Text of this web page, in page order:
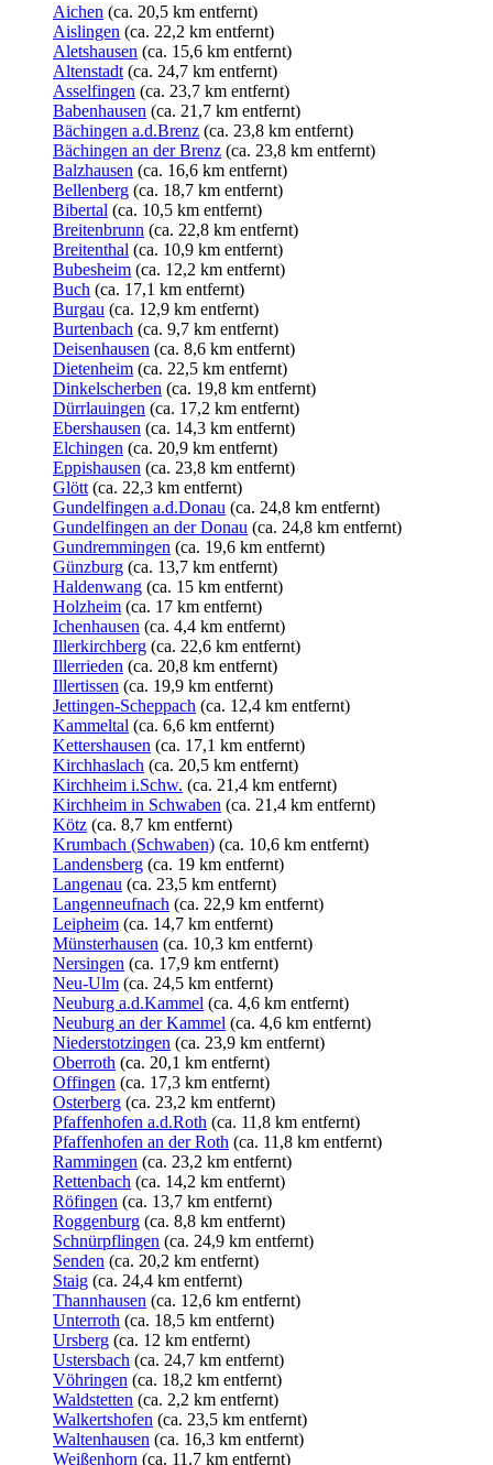
Aichen (ca. 20,5 km entfernt)
Aislingen (ca. 22,2 km entfernt)
Aletshausen (ca. 15,6 km entfernt)
Altenstadt (ca. 24,7 km entfernt)
Asselfingen (ca. 23,7 km entfernt)
Babenhausen (ca. 21,7 km entfernt)
Bächingen a.d.Brenz (ca. 23,8 km entfernt)
Bächingen an der Brenz (ca. 23,8 km entfernt)
Balzhausen (ca. 16,6 km entfernt)
Bellenberg (ca. 18,7 km entfernt)
Bibertal (ca. 10,5 km entfernt)
Breitenbrunn (ca. 22,8 km entfernt)
Breitenthal (ca. 10,9 km entfernt)
Bubesheim (ca. 12,2 km entfernt)
Buch (ca. 17,1 km entfernt)
Burgau (ca. 12,9 km entfernt)
Burtenbach (ca. 9,7 km entfernt)
Deisenhausen (ca. 8,6 km entfernt)
Dietenheim (ca. 22,5 km entfernt)
Dinkelscherben (ca. 19,8 km entfernt)
Dürrlauingen (ca. 17,2 km entfernt)
Ebershausen (ca. 14,3 km entfernt)
Elchingen (ca. 20,9 km entfernt)
Eppishausen (ca. 23,8 km entfernt)
Glött (ca. 22,3 km entfernt)
Gundelfingen a.d.Donau (ca. 24,8 km entfernt)
Gundelfingen an der Donau (ca. 24,8 km entfernt)
Gundremmingen (ca. 19,6 km entfernt)
Günzburg (ca. 13,7 km entfernt)
Haldenwang (ca. 15 km entfernt)
Holzheim (ca. 17 km entfernt)
Ichenhausen (ca. 4,4 km entfernt)
Illerkirchberg (ca. 22,6 km entfernt)
Illerrieden (ca. 20,8 km entfernt)
Illertissen (ca. 19,9 km entfernt)
Jettingen-Scheppach (ca. 12,4 km entfernt)
Kammeltal (ca. 6,6 km entfernt)
Kettershausen (ca. 17,1 km entfernt)
Kirchhaslach (ca. 20,5 km entfernt)
Kirchheim i.Schw. (ca. 21,4 km entfernt)
Kirchheim in Schwaben (ca. 21,4 km entfernt)
Kötz (ca. 8,7 km entfernt)
Krumbach (Schwaben) (ca. 10,6 km entfernt)
Landensberg (ca. 19 km entfernt)
Langenau (ca. 23,5 km entfernt)
Langenneufnach (ca. 22,9 km entfernt)
Leipheim (ca. 14,7 km entfernt)
Münsterhausen (ca. 10,3 km entfernt)
Nersingen (ca. 17,9 km entfernt)
Neu-Ulm (ca. 24,5 km entfernt)
Neuburg a.d.Kammel (ca. 4,6 km entfernt)
Neuburg an der Kammel (ca. 4,6 km entfernt)
Niederstotzingen (ca. 23,9 km entfernt)
Oberroth (ca. 20,1 km entfernt)
Offingen (ca. 17,3 km entfernt)
Osterberg (ca. 23,2 km entfernt)
Pfaffenhofen a.d.Roth (ca. 11,8 km entfernt)
Pfaffenhofen an der Roth (ca. 11,8 km entfernt)
Rammingen (ca. 23,2 km entfernt)
Rettenbach (ca. 14,2 km entfernt)
Röfingen (ca. 13,7 km entfernt)
Roggenburg (ca. 8,8 km entfernt)
Schnürpflingen (ca. 24,9 km entfernt)
Senden (ca. 20,2 km entfernt)
Staig (ca. 24,4 km entfernt)
Thannhausen (ca. 12,6 km entfernt)
Unterroth (ca. 18,5 km entfernt)
Ursberg (ca. 12 km entfernt)
Ustersbach (ca. 24,7 km entfernt)
Vöhringen (ca. 18,2 km entfernt)
Waldstetten (ca. 2,2 km entfernt)
Walkertshofen (ca. 23,5 km entfernt)
Waltenhausen (ca. 16,3 km entfernt)
Weißenhorn (ca. 11,7 km entfernt)